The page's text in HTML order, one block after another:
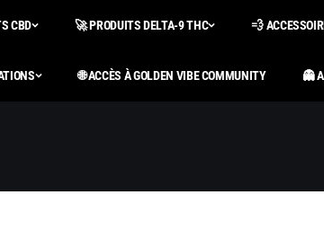
CBD 🚀 PRODUITS DELTA-9 THC 💨
🌐 ACCÈS À GOLDEN VIBE COMMUNITY 👻